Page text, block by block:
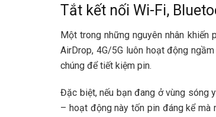
Tắt kết nối Wi-Fi,
Một trong những nguyên nhân
AirDrop, 4G/5G luôn hoạt động
chúng để tiết kiệm pin.
Đặc biệt, nếu bạn đang ở vùng sóng
– hoạt động này tốn pin đáng kể mà